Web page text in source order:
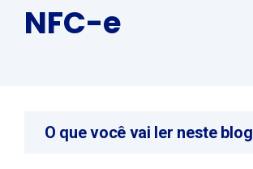
NFC-e
O que você vai ler neste blog